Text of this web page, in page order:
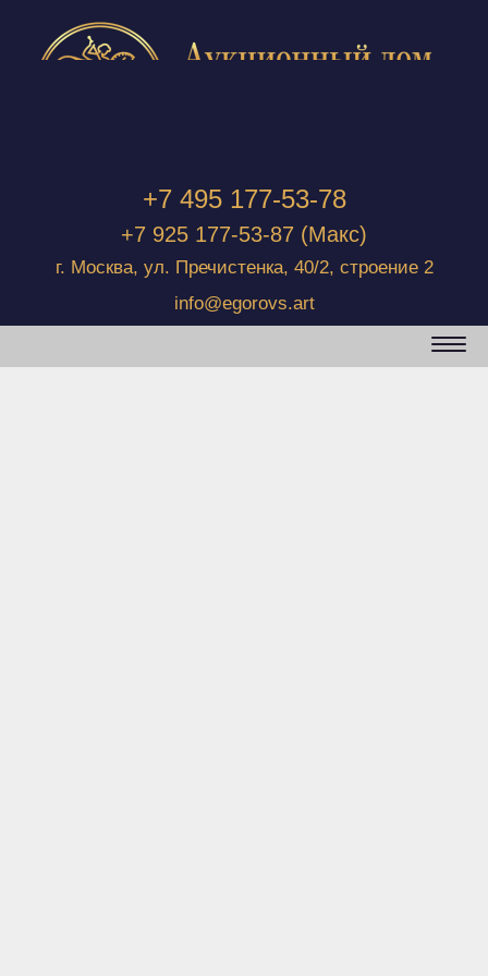
+7 495 177-53-78
+7 925 177-53-87 (Макс)
г. Москва, ул. Пречистенка, 40/2, строение 2
info@egorovs.art